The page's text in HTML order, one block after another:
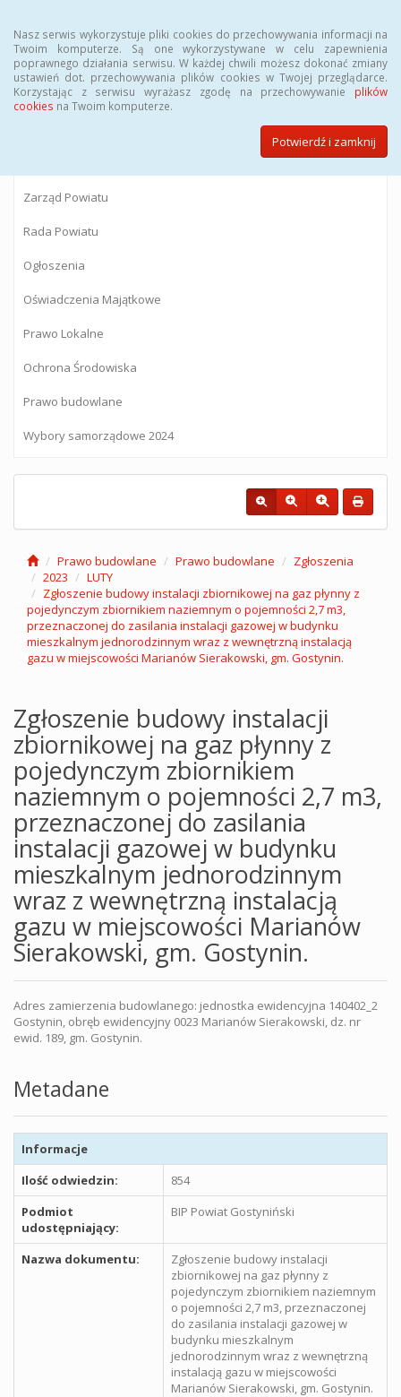
Nasz serwis wykorzystuje pliki cookies do przechowywania informacji na
Twoim komputerze. Są one wykorzystywane w celu zapewnienia
poprawnego działania serwisu. W każdej chwili możesz dokonać zmiany
ustawień dot. przechowywania plików cookies w Twojej przeglądarce.
Korzystając z serwisu wyrażasz zgodę na przechowywanie plików
cookies na Twoim komputerze.
Potwierdź i zamknij
BIULETYN INFORMACJI PUBLICZNEJ
Starostwa Powiatowego w Gostyninie
Zarząd Powiatu
Rada Powiatu
Ogłoszenia
Oświadczenia Majątkowe
Prawo Lokalne
Ochrona Środowiska
Prawo budowlane
Wybory samorządowe 2024
Prawo budowlane Prawo budowlane
Zgłoszenia
2023
LUTY
Zgłoszenie budowy instalacji zbiornikowej na gaz płynny z
pojedynczym zbiornikiem naziemnym o pojemności 2,7 m3,
przeznaczonej do zasilania instalacji gazowej w budynku
mieszkalnym jednorodzinnym wraz z wewnętrzną instalacją
gazu w miejscowości Marianów Sierakowski, gm. Gostynin.
Zgłoszenie budowy instalacji
zbiornikowej na gaz płynny z
pojedynczym zbiornikiem
naziemnym o pojemności 2,7 m3,
przeznaczonej do zasilania
instalacji gazowej w budynku
mieszkalnym jednorodzinnym
wraz z wewnętrzną instalacją
gazu w miejscowości Marianów
Sierakowski, gm. Gostynin.
Adres zamierzenia budowlanego: jednostka ewidencyjna 140402_2
Gostynin, obręb ewidencyjny 0023 Marianów Sierakowski, dz. nr
ewid. 189, gm. Gostynin.
Metadane
Informacje
Ilość odwiedzin:
854
Podmiot
udostępniający:
BIP Powiat Gostyniński
Nazwa dokumentu:
Zgłoszenie budowy instalacji
zbiornikowej na gaz płynny z
pojedynczym zbiornikiem naziemnym
o pojemności 2,7 m3, przeznaczonej
do zasilania instalacji gazowej w
budynku mieszkalnym
jednorodzinnym wraz z wewnętrzną
instalacją gazu w miejscowości
Marianów Sierakowski, gm. Gostynin.